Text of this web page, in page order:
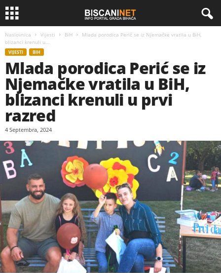
Naslovnica Vijesti BiH
Mlada porodica Perić se iz Njemačke vratila u BiH,
blizanci krenuli u...
VIJESTI BIH
Mlada porodica Perić se iz
Njemačke vratila u BiH,
blizanci krenuli u prvi
razred
4 Septembra, 2024